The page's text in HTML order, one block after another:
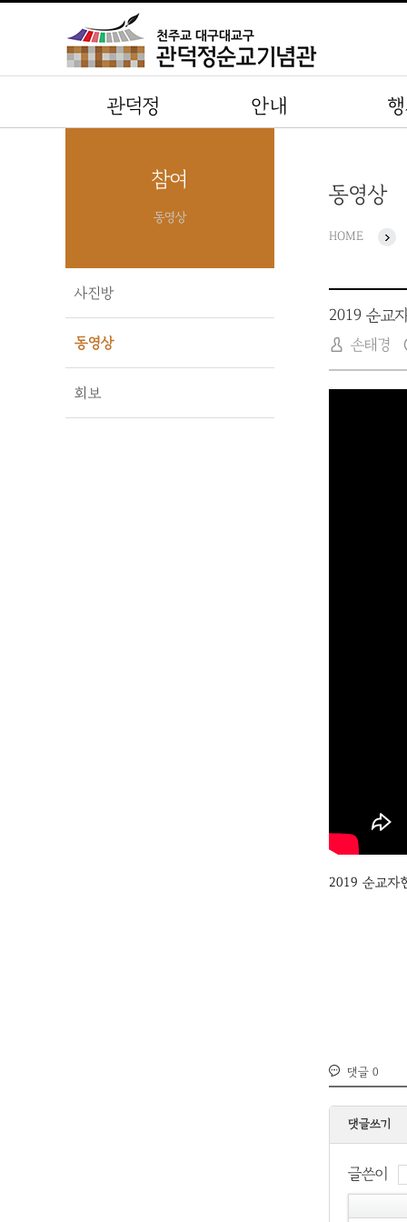
관덕정 안내
참여
동영상
사진방
동영상
회보
동영상
HOME
2019 순교
손태경
2019 순교자
댓글 0
댓글쓰기
글쓴이